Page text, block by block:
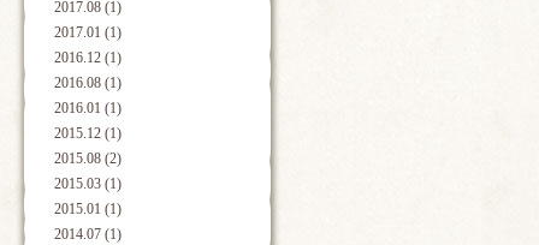
2017.08 (1)
2017.01 (1)
2016.12 (1)
2016.08 (1)
2016.01 (1)
2015.12 (1)
2015.08 (2)
2015.03 (1)
2015.01 (1)
2014.07 (1)